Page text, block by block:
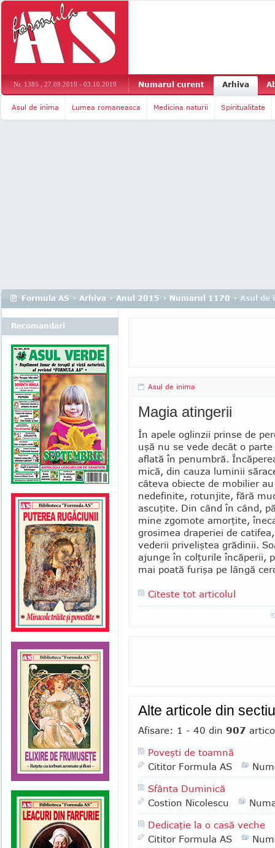
Nr. 1385 , 27.09.2019 - 03.10.2019 Numarul curent Arhiva
Asul de inima Lumea romaneasca Medicina naturii Spiritualitate
Formula AS › Arhiva › Anul 2015 › Numarul 1170 › Asul de
Asul de inima
Magia atingerii
În apele oglinzii prinse de
uşă nu se vede decât o
aflată în penumbră.
mică, din cauza luminii
câteva obiecte de mobilier
nedefinite, rotunjite, fără
ascuţite. Din când în când,
mine zgo­mo­te amorţite,
grosimea draperiei de
vederii priveliştea grădinii.
ajunge în colţurile încă­perii,
mai poată furişa pe lângă
Citeste tot articolul
Alte articole din
Afisare: 1 - 40 din 907
Poveşti de toamnă
Cititor Formula AS
Sfânta Duminică
Costion Nicolescu
Dedicaţie la o casă veche
Cititor Formula AS
Recomandari